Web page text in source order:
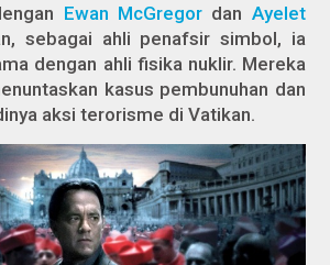
Ewan McGregordan Ayelet
sebagai ahli penafsir simbol, ia
dengan ahli fisika nuklir. Mereka
kasus pembunuhan dan
aksi terorisme di Vatikan.